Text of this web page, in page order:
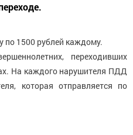
по 1500 рублей каждому.
переходивших
На каждого нарушителя ПДД
которая отправляется по